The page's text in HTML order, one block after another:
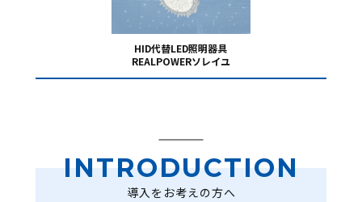
HID代替LED照明器具
REALPOWERソレイユ
INTRODUCTION
導入をお考えの方へ